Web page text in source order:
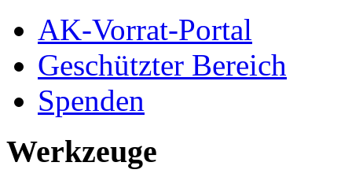
AK-Vorrat-Portal
Geschützter Bereich
Spenden
Werkzeuge